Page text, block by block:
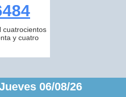
cuatrocientos
y cuatro
06/08/26